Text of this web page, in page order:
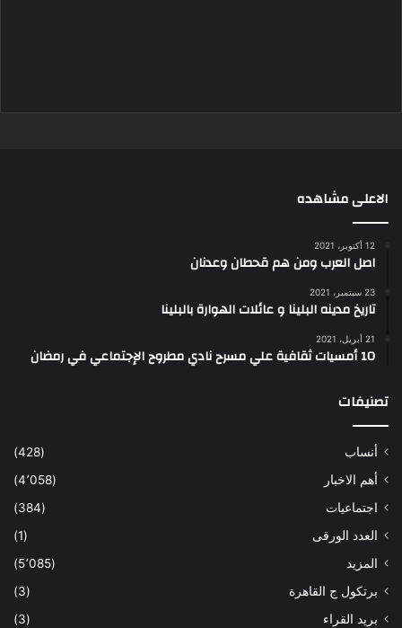
الاعلى مشاهده
12 أكتوبر، 2021
اصل العرب ومن هم قحطان وعدنان
23 سبتمبر، 2021
تاريخ مدينه البلينا و عائلات الهوارة بالبلينا
21 أبريل، 2021
10 أمسيات ثقافية علي مسرح نادي مطروح الإجتماعي في رمضان
تصنيفات
أنساب
(428)
أهم الاخبار
(4٬058)
اجتماعيات
(384)
العدد الورقى
(1)
المزيد
(5٬085)
برتكول ج القاهرة
(3)
بريد القراء
(3)